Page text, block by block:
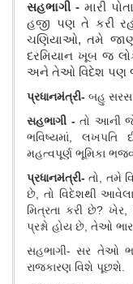
સહભાગી -મારી
હજી પણ તે કરી
ચણિયાઓ, તમે
દરમિયાન ખૂબ જ
અને તેઓ વિદેશ પણ
પ્રધાનમંત્રી- બહુ સરસ
સહભાગી - તો આની
ભવિષ્યમાં, લખપતિ
મહત્વપૂર્ણ ભૂમિકા
પ્રધાનમંત્રી- તો, તમે
છે, તો વિદેશથી
મિત્રતા કરી છે?
પ્રશ્નો હોય છે, તેઓ
સહભાગી- સર તેઓ
રાજકારણ વિશે પૂછશે.